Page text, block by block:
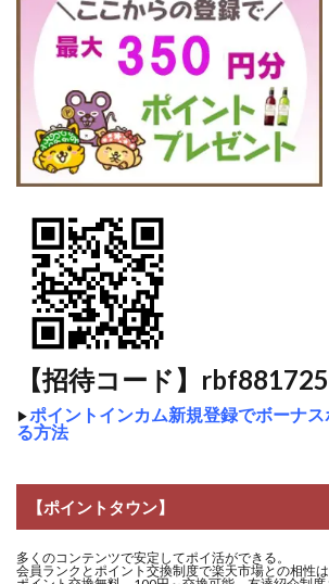
【招待コード】
▶ポイントインカム新規登録でボーナ
る方法
【ポイントタウン】
多くのコンテンツで安定してポイ活ができる。
会員ランクとポイント交換制度で楽天市場との相性は